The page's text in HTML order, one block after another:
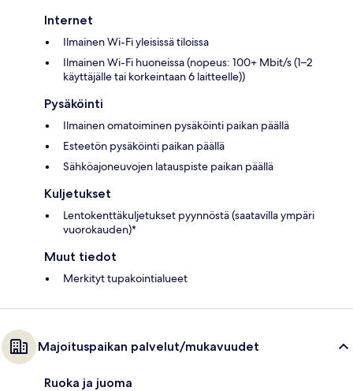
Internet
Ilmainen Wi-Fi yleisissä tiloissa
Ilmainen Wi-Fi huoneissa (nopeus: 100+ Mbit/s (1–2
käyttäjälle tai korkeintaan 6 laitteelle))
Pysäköinti
Ilmainen omatoiminen pysäköinti paikan päällä
Esteetön pysäköinti paikan päällä
Sähköajoneuvojen latauspiste paikan päällä
Kuljetukset
Lentokenttäkuljetukset pyynnöstä (saatavilla ympäri
vuorokauden)*
Muut tiedot
Merkityt tupakointialueet
Majoituspaikan palvelut/mukavuudet
Ruoka ja juoma